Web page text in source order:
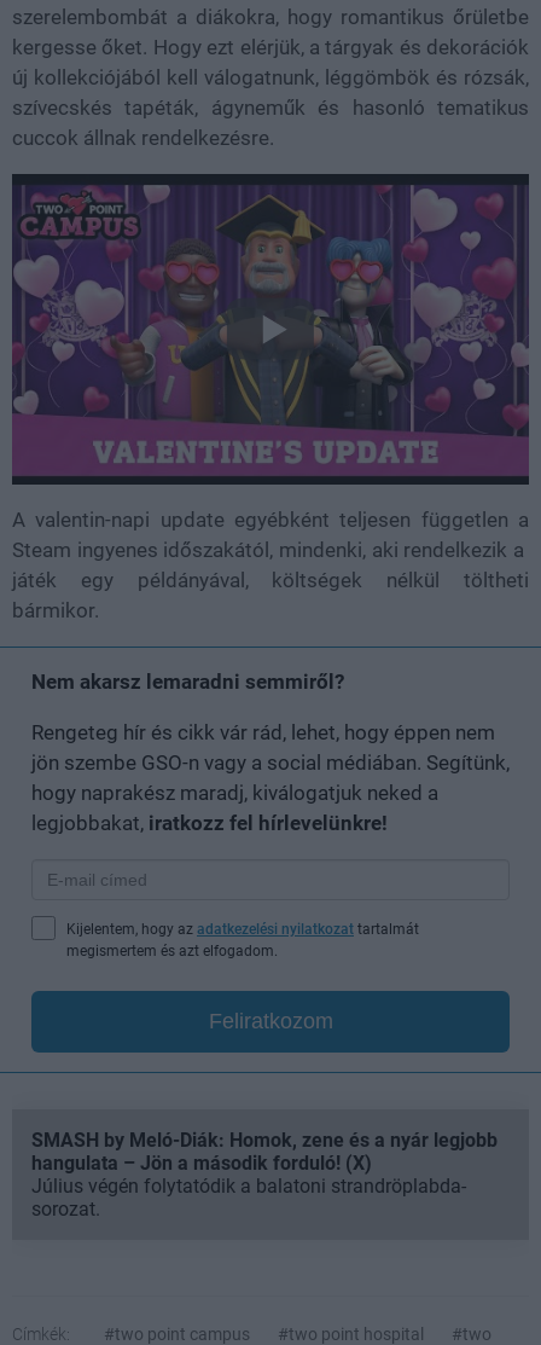
szerelembombát a diákokra, hogy romantikus őrületbe
kergesse őket. Hogy ezt elérjük, a tárgyak és dekorációk
új kollekciójából kell válogatnunk, léggömbök és rózsák,
szívecskés tapéták, ágyneműk és hasonló tematikus
cuccok állnak rendelkezésre.
A valentin-napi update egyébként teljesen független a
Steam ingyenes időszakától, mindenki, aki rendelkezik a
játék egy példányával, költségek nélkül töltheti
bármikor.
Nem akarsz lemaradni semmiről?
Rengeteg hír és cikk vár rád, lehet, hogy éppen nem
jön szembe GSO-n vagy a social médiában. Segítünk,
hogy naprakész maradj, kiválogatjuk neked a
legjobbakat, iratkozz fel hírlevelünkre!
Kijelentem, hogy az adatkezelési nyilatkozat tartalmát
megismertem és azt elfogadom.
Feliratkozom
SMASH by Meló-Diák: Homok, zene és a nyár legjobb
hangulata – Jön a második forduló! (X)
Július végén folytatódik a balatoni strandröplabda-
sorozat.
Címkék: #two point campus #two point hospital
#two